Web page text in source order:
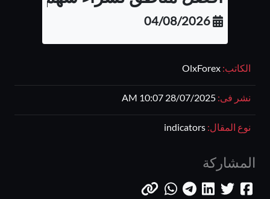
الكاتب: OlxForex
نشر فى: 28/07/2025 10:07 AM
نوع المقال: indicators
المشاركة
04/08/2026